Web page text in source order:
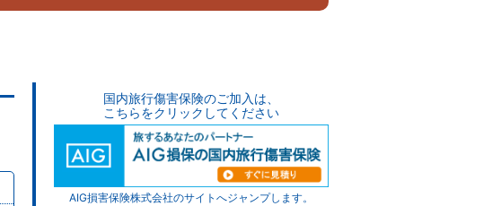
国内旅行傷害保険のご加入は、
こちらをクリックしてください
AIG損害保険株式会社のサイトへジャンプします。